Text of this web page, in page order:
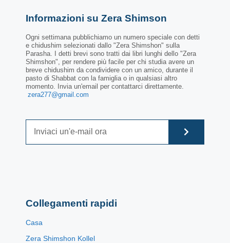
Informazioni su Zera Shimson
Ogni settimana pubblichiamo un numero speciale con detti
e chidushim selezionati dallo "Zera Shimshon" sulla
Parasha. I detti brevi sono tratti dai libri lunghi dello "Zera
Shimshon", per rendere più facile per chi studia avere un
breve chidushim da condividere con un amico, durante il
pasto di Shabbat con la famiglia o in qualsiasi altro
momento. Invia un'email per contattarci direttamente.
zera277@gmail.com
Collegamenti rapidi
Casa
Zera Shimshon Kollel